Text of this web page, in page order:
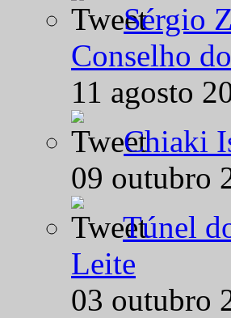
Sérgio
Conselho
11 agosto
Chiaki
09 outubro
Túnel
Leite
03 outubro